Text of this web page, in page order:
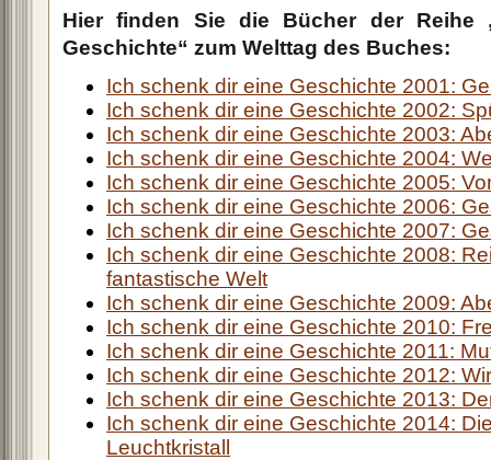
Hier finden Sie die Bücher der Reihe
Geschichte“ zum Welttag des Buches:
Ich schenk dir eine Geschichte 2001:
Ich schenk dir eine Geschichte 2002:
Ich schenk dir eine Geschichte 2003:
Ich schenk dir eine Geschichte 2004:
Ich schenk dir eine Geschichte 2005:
Ich schenk dir eine Geschichte 2006:
Ich schenk dir eine Geschichte 2007:
Ich schenk dir eine Geschichte 2008:
fantastische Welt
Ich schenk dir eine Geschichte 2009:
Ich schenk dir eine Geschichte 2010:
Ich schenk dir eine Geschichte 2011:
Ich schenk dir eine Geschichte 2012:
Ich schenk dir eine Geschichte 2013:
Ich schenk dir eine Geschichte 2014:
Leuchtkristall